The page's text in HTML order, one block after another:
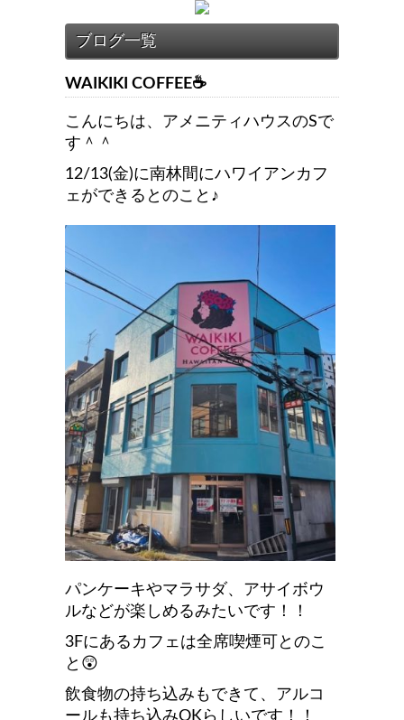
WAIKIKI COFFEE☕
こんにちは、アメニティハウスのSで
す＾＾
12/13(金)に南林間にハワイアンカフ
ェができるとのこと♪
パンケーキやマラサダ、アサイボウ
ルなどが楽しめるみたいです！！
3Fにあるカフェは全席喫煙可とのこ
と😲
飲食物の持ち込みもできて、アルコ
ールも持ち込みOKらしいです！！